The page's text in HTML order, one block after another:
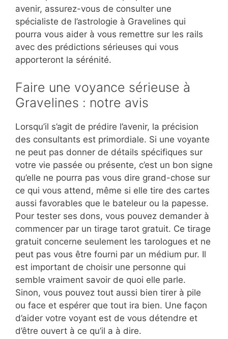
avenir, assurez-vous de consulter une
spécialiste de l’astrologie à Gravelines qui
pourra vous aider à vous remettre sur les rails
avec des prédictions sérieuses qui vous
apporteront la sérénité.
Faire une voyance sérieuse à
Gravelines : notre avis
Lorsqu’il s’agit de prédire l’avenir, la précision
des consultants est primordiale. Si une voyante
ne peut pas donner de détails spécifiques sur
votre vie passée ou présente, c’est un bon signe
qu’elle ne pourra pas vous dire grand-chose sur
ce qui vous attend, même si elle tire des cartes
aussi favorables que le bateleur ou la papesse.
Pour tester ses dons, vous pouvez demander à
commencer par un tirage tarot gratuit. Ce tirage
gratuit concerne seulement les tarologues et ne
peut pas vous être fourni par un médium pur. Il
est important de choisir une personne qui
semble vraiment savoir de quoi elle parle.
Sinon, vous pouvez tout aussi bien tirer à pile
ou face et espérer que tout ira bien. Une façon
d’aider votre voyant est de vous détendre et
d’être ouvert à ce qu’il a à dire.